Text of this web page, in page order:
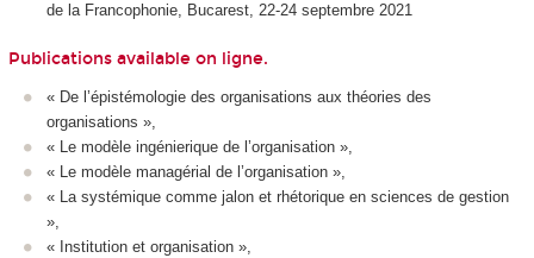
de la Francophonie, Bucarest, 22-24 septembre 2021
Publications available on ligne.
« De l’épistémologie des organisations aux théories des
organisations »,
« Le modèle ingénierique de l’organisation »,
« Le modèle managérial de l’organisation »,
« La systémique comme jalon et rhétorique en sciences de gestion
»,
« Institution et organisation »,